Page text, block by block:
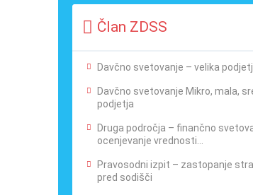
Član ZDSS
Davčno svetovanje – velika
Davčno svetovanje Mikro, mala,
podjetja
Druga področja – finančno
ocenjevanje vrednosti…
Pravosodni izpit – zastopanje
pred sodišči